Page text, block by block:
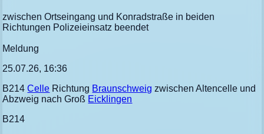
zwischen Ortseingang und Konradstraße in beiden
Richtungen Polizeieinsatz beendet
Meldung
25.07.26, 16:36
B214Celle Richtung Braunschweig zwischen Altencelle und
Abzweig nach Groß Eicklingen
B214